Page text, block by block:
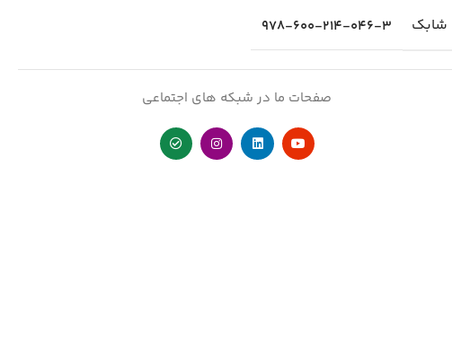
شابك 978-600-214-046-3
صفحات ما در شبکه های اجتماعی